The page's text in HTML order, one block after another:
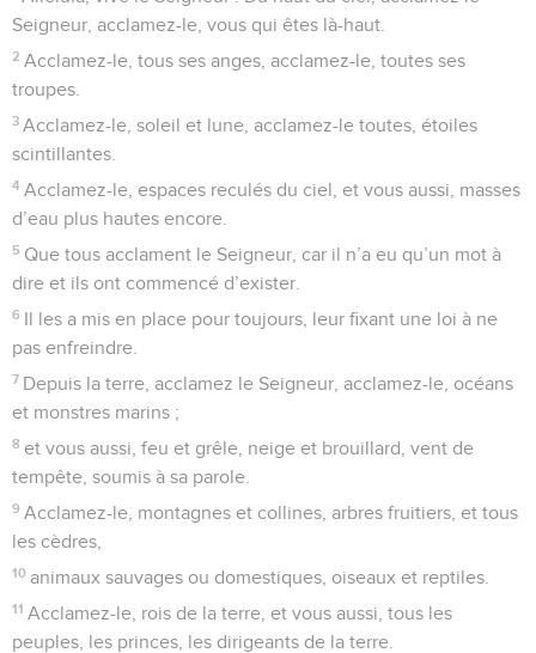
Seigneur, acclamez-le, vous qui êtes là-haut.
2 Acclamez-le, tous ses anges, acclamez-le, toutes ses
troupes.
3 Acclamez-le, soleil et lune, acclamez-le toutes, étoiles
scintillantes.
4 Acclamez-le, espaces reculés du ciel, et vous aussi, masses
d’eau plus hautes encore.
5 Que tous acclament le Seigneur, car il n’a eu qu’un mot à
dire et ils ont commencé d’exister.
6 Il les a mis en place pour toujours, leur fixant une loi à ne
pas enfreindre.
7 Depuis la terre, acclamez le Seigneur, acclamez-le, océans
et monstres marins ;
8 et vous aussi, feu et grêle, neige et brouillard, vent de
tempête, soumis à sa parole.
9 Acclamez-le, montagnes et collines, arbres fruitiers, et tous
les cèdres,
10 animaux sauvages ou domestiques, oiseaux et reptiles.
11 Acclamez-le, rois de la terre, et vous aussi, tous les
peuples, les princes, les dirigeants de la terre.